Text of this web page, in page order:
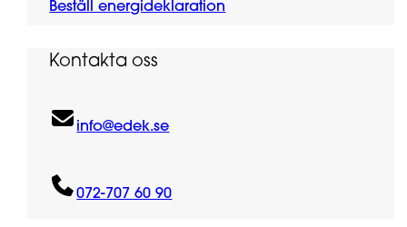
Beställ energideklaration
Kontakta oss
info@edek.se
072-707 60 90